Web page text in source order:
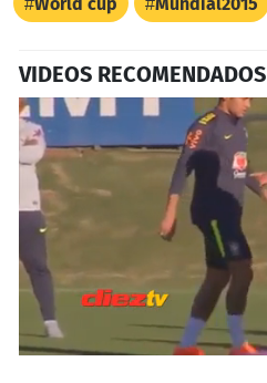
World cup Mundial2015
VIDEOS RECOMENDADOS